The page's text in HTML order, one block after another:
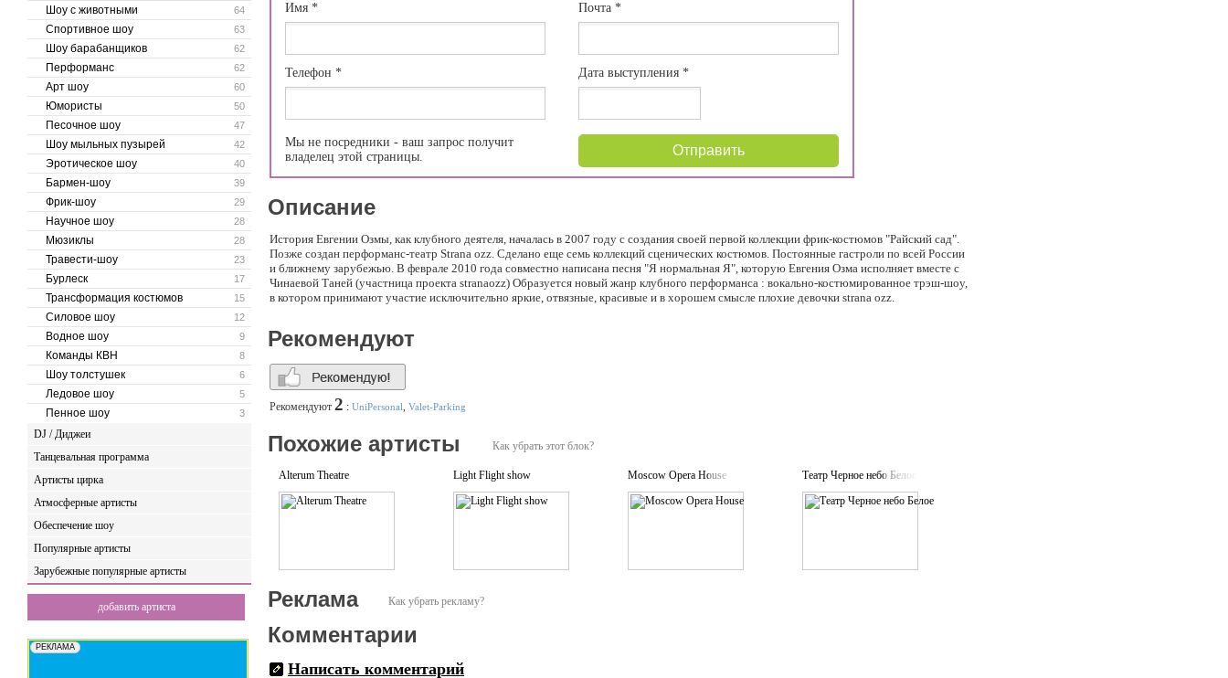
64
Шоу с животными
63
Спортивное шоу
62
Шоу барабанщиков
62
Перформанс
60
Арт шоу
50
Юмористы
47
Песочное шоу
42
Шоу мыльных пузырей
40
Эротическое шоу
39
Бармен-шоу
29
Фрик-шоу
28
Научное шоу
28
Мюзиклы
23
Травести-шоу
17
Бурлеск
15
Трансформация костюмов
12
Силовое шоу
9
Водное шоу
8
Команды КВН
6
Шоу толстушек
5
Ледовое шоу
3
Пенное шоу
DJ / Диджеи
Танцевальная программа
Артисты цирка
Атмосферные артисты
Обеспечение шоу
Популярные артисты
Зарубежные популярные артисты
добавить артиста
Имя *
Телефон *
Мы не посредники - ваш запрос получит
владелец этой страницы.
Почта*
Дата выступления*
Отправить
Описание
История Евгении Озмы, как клубного деятеля, началась в 2007 году с создания своей первой коллекции фрик-костюмов "Райский сад".
Позже создан перформанс-театр Strana ozz. Сделано еще семь коллекций сценических костюмов. Постоянные гастроли по всей России
и ближнему зарубежью. В феврале 2010 года совместно написана песня "Я нормальная Я", которую Евгения Озма исполняет вместе с
Чинаевой Таней (участница проекта stranaozz) Образуется новый жанр клубного перформанса : вокально-костюмированное трэш-шоу,
в котором принимают участие исключительно яркие, отвязные, красивые и в хорошем смысле плохие девочки strana ozz.
Рекомендуют
Рекомендуют 2 : UniPersonal Valet-Parking
Как убрать этот блок?
Похожие артисты
Alterum Theatre Light Flight show Moscow Opera House Театр Черное небо Белое
Как убрать рекламу?
Реклама
Комментарии
Написать комментарий